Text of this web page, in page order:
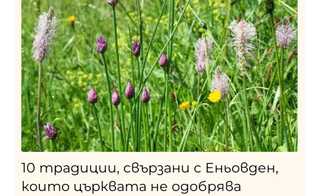
10 традиции, свързани с Еньовден,
които църквата не одобрява